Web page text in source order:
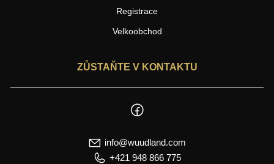
Registrace
Velkoobchod
ZŮSTAŇTE V KONTAKTU
info@wuudland.com
+421 948 866 775